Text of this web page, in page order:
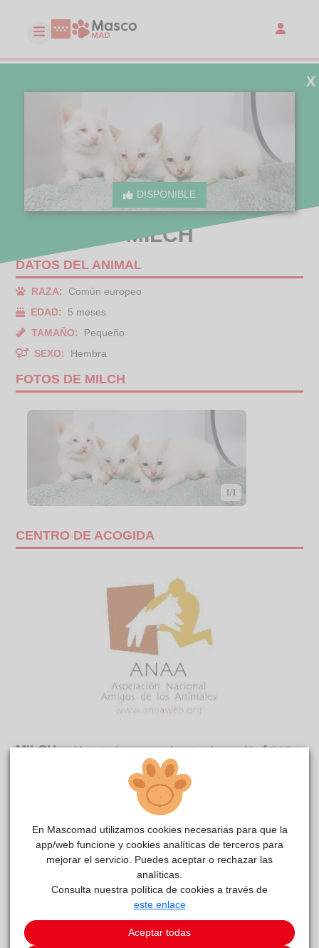
DISPONIBLE
X
MILCH
DATOS DEL ANIMAL
RAZA:
Común europeo
EDAD:
5 meses
TAMAÑO:
Pequeño
SEXO:
Hembra
FOTOS DE MILCH
1/1
CENTRO DE ACOGIDA
MILCHreside actualmente en el centro de acogidaAnaa.
Este animal aún no ha recibido solicitudes de
adopción
SOLICITAR ADOPCIÓN
En Mascomad utilizamos cookies necesarias para que la
app/web funcione y cookies analíticas de terceros para
mejorar el servicio. Puedes aceptar o rechazar las
analíticas.
Consulta nuestra política de cookies a través de
este enlace
Aceptar todas